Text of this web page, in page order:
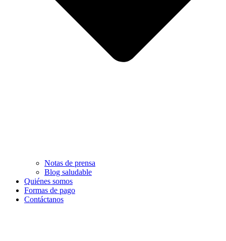
Notas de prensa
Blog saludable
Quiénes somos
Formas de pago
Contáctanos